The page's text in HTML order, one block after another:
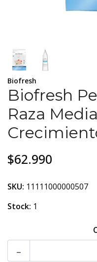
Biofresh
Biofresh
Raza
$62.990
SKU: 11111000000507
Stock: 1
-